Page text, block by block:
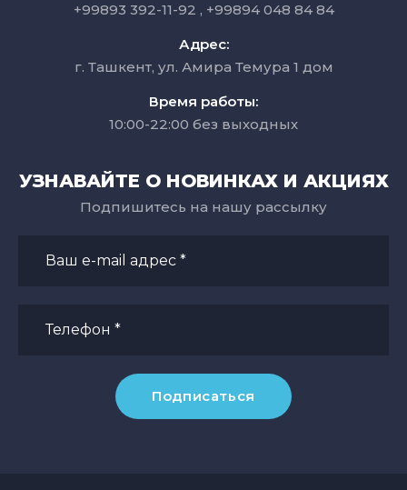
+99893 392-11-92
+99894 048 84 84
Адрес:
г. Ташкент, ул. Амира Темура 1 дом
Время работы:
10:00-22:00 без выходных
УЗНАВАЙТЕ О НОВИНКАХ И АКЦИЯХ
Подпишитесь на нашу рассылку
Подписаться